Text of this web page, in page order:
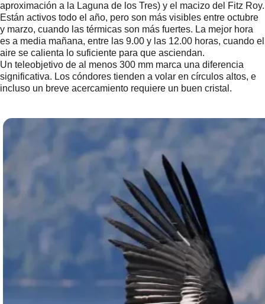
aproximación a la Laguna de los Tres) y el macizo del Fitz Roy.
Están activos todo el año, pero son más visibles entre octubre
y marzo, cuando las térmicas son más fuertes. La mejor hora
es a media mañana, entre las 9.00 y las 12.00 horas, cuando el
aire se calienta lo suficiente para que asciendan.
Un teleobjetivo de al menos 300 mm marca una diferencia
significativa. Los cóndores tienden a volar en círculos altos, e
incluso un breve acercamiento requiere un buen cristal.